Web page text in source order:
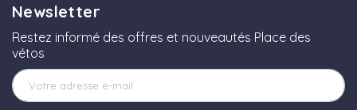
Newsletter
Restez informé des offres et nouveautés Place des
vétos